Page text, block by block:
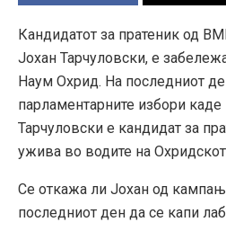
Кандидатот за пратеник од
Јохан Тарчуловски, е
Наум Охрид. На последниот
парламентарните избори
Тарчуловски е кандидат за
ужива во водите на
Се откажа ли Јохан од
последниот ден да се капи